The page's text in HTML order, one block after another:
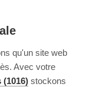
qu'un site web
Avec votre
stockons